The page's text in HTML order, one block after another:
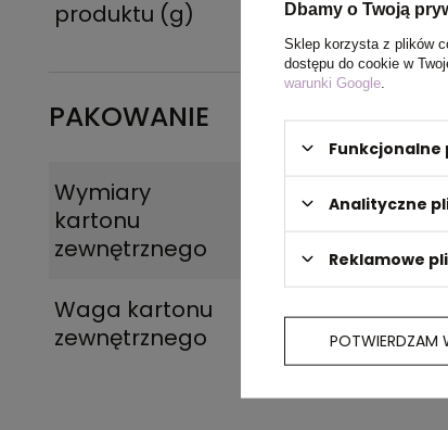
produktu (g)
PAKOWANIE
Wymiary
kartonu
zewnętrznego
56 x 36 x 23 cm
Waga kartonu
zewnętrznego
6
Dbamy o Twoją
Sklep korzysta z plików
dostępu do cookie w
warunki Google
Analityczne
Reklamowe
POTWIERDZAM